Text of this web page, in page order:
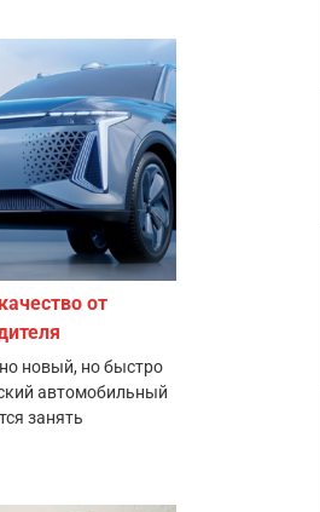
от
новый, но быстро
автомобильный
занять